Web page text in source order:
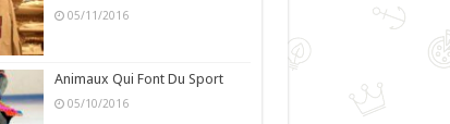
05/11/2016
Animaux Qui Font Du Sport
05/10/2016